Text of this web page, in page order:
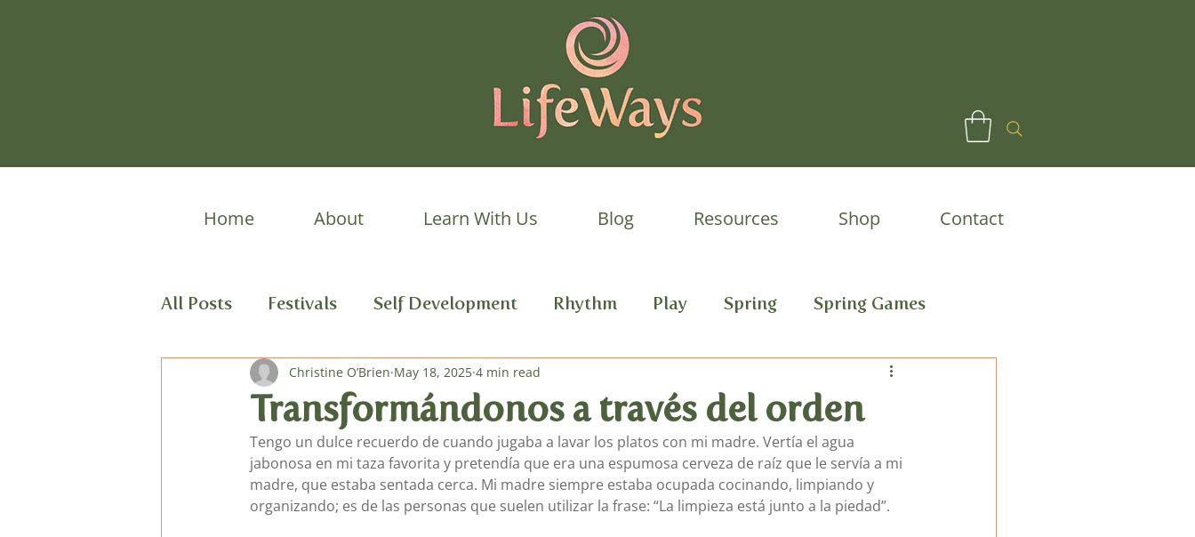
Home About Learn With Us Blog Resources Shop Contact
All Posts Festivals Self Development Rhythm Play Spring Spring Games
Spring Stories Child Development
General Verses, Fingerplays, Songs Summer Games Living Arts LatAm
Podcast de cuentos
Transformándonos a través del orden
Christine O’Brien May 18, 2025 4 min read
Tengo un dulce recuerdo de cuando jugaba a lavar los platos con mi madre. Vertía el agua
jabonosa en mi taza favorita y pretendía que era una espumosa cerveza de raíz que le servía a mi
madre, que estaba sentada cerca. Mi madre siempre estaba ocupada cocinando, limpiando y
organizando; es de las personas que suelen utilizar la frase: “La limpieza está junto a la piedad”.